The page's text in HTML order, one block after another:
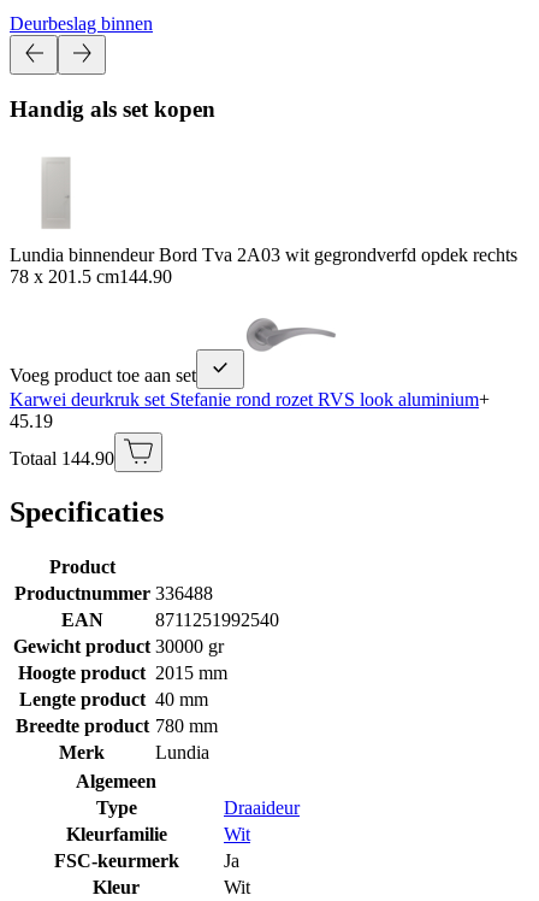
Deurbeslag binnen
Handig als set kopen
Lundia binnendeur Bord Tva 2A03 wit gegrondverfd opdek rechts
78 x 201.5 cm144.90
Voeg product toe aan set
Karwei deurkruk set Stefanie rond rozet RVS look aluminium+
45.19
Totaal 144.90
Specificaties
Product
Productnummer 336488
EAN
8711251992540
Gewicht product 30000 gr
Hoogte product 2015 mm
Lengte product 40 mm
Breedte product 780 mm
Merk
Lundia
Algemeen
Type
Draaideur
Kleurfamilie
Wit
FSC-keurmerk
Ja
Kleur
Wit